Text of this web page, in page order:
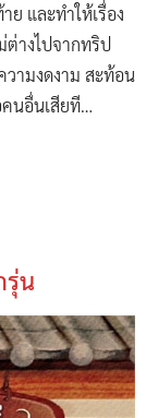
ย และทำให้เรื่อง
ต่างไปจากทริป
วามงดงาม สะท้อน
คนอื่นเสียที…
รุ่น